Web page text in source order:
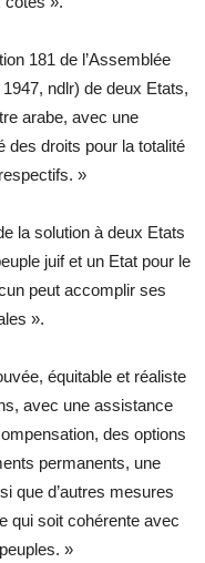
181 de l’Assemblée
ndlr) de deux Etats,
arabe, avec une
des droits pour la totalité
»
la solution à deux Etats
juif et un Etat pour le
peut accomplir ses
».
équitable et réaliste
avec une assistance
des options
permanents, une
que d’autres mesures
qui soit cohérente avec
»